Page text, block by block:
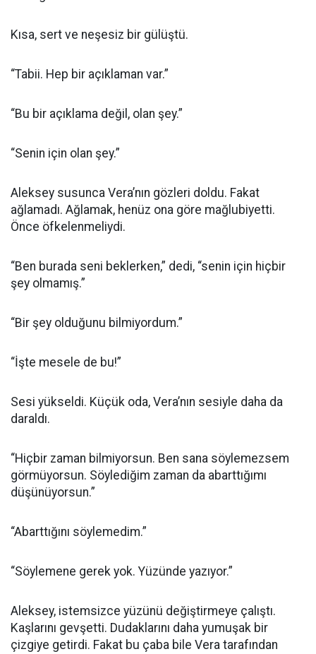
Kısa, sert ve neşesiz bir gülüştü.
“Tabii. Hep bir açıklaman var.”
“Bu bir açıklama değil, olan şey.”
“Senin için olan şey.”
Aleksey susunca Vera’nın gözleri doldu. Fakat
ağlamadı. Ağlamak, henüz ona göre mağlubiyetti.
Önce öfkelenmeliydi.
“Ben burada seni beklerken,” dedi, “senin için hiçbir
şey olmamış.”
“Bir şey olduğunu bilmiyordum.”
“İşte mesele de bu!”
Sesi yükseldi. Küçük oda, Vera’nın sesiyle daha da
daraldı.
“Hiçbir zaman bilmiyorsun. Ben sana söylemezsem
görmüyorsun. Söylediğim zaman da abarttığımı
düşünüyorsun.”
“Abarttığını söylemedim.”
“Söylemene gerek yok. Yüzünde yazıyor.”
Aleksey, istemsizce yüzünü değiştirmeye çalıştı.
Kaşlarını gevşetti. Dudaklarını daha yumuşak bir
çizgiye getirdi. Fakat bu çaba bile Vera tarafından